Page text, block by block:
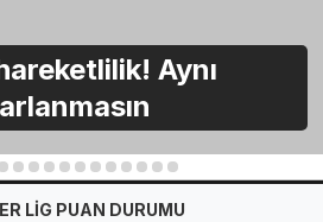
Aynı
5 6 7 8 9 10 11 12 13 14 15
LİG PUAN DURUMU